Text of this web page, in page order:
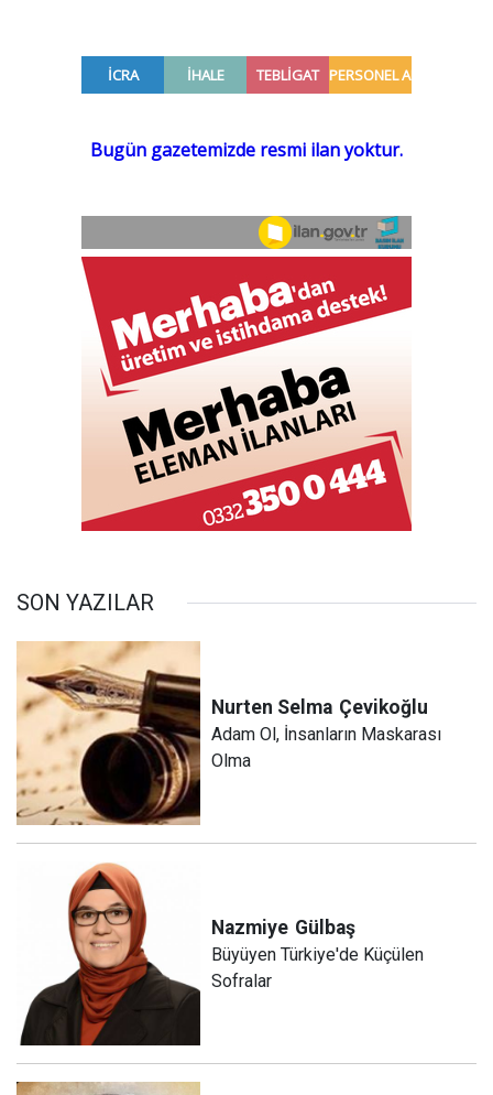
SON YAZILAR
Nurten Selma Çevikoğlu
Adam Ol, İnsanların Maskarası
Olma
Nazmiye Gülbaş
Büyüyen Türkiye'de Küçülen
Sofralar